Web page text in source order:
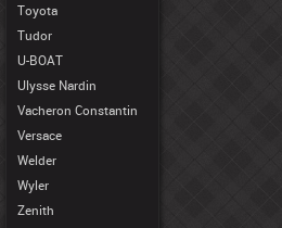
Toyota
Tudor
U-BOAT
Ulysse Nardin
Vacheron Constantin
Versace
Welder
Wyler
Zenith